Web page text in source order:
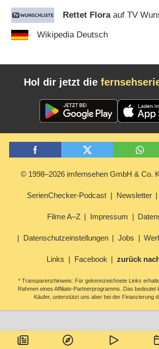
Rettet Floraauf TV
Wikipedia Deutsch
Hol dir jetzt die
© 1998–2026 imfernsehen GmbH & Co.
SerienChecker-Podcast Newsletter
Filme A–Z Impressum
Datenschutzeinstellungen Jobs
Links Facebook zurück
* Transparenzhinweis: Für gekennzeichnete Links
Rahmen eines Affiliate-Partnerprogramms. Das bedeutet
Käufer, unterstützt uns aber bei der Finanzierung